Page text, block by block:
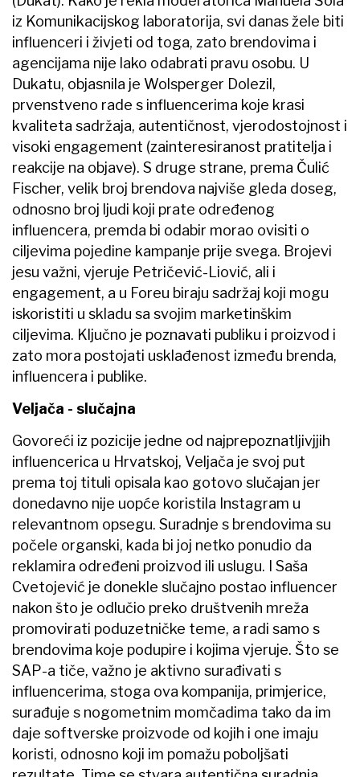
iz Komunikacijskog laboratorija, svi danas žele biti
influenceri i živjeti od toga, zato brendovima i
agencijama nije lako odabrati pravu osobu. U
Dukatu, objasnila je Wolsperger Dolezil,
prvenstveno rade s influencerima koje krasi
kvaliteta sadržaja, autentičnost, vjerodostojnost i
visoki engagement (zainteresiranost pratitelja i
reakcije na objave). S druge strane, prema Čulić
Fischer, velik broj brendova najviše gleda doseg,
odnosno broj ljudi koji prate određenog
influencera, premda bi odabir morao ovisiti o
ciljevima pojedine kampanje prije svega. Brojevi
jesu važni, vjeruje Petričević-Liović, ali i
engagement, a u Foreu biraju sadržaj koji mogu
iskoristiti u skladu sa svojim marketinškim
ciljevima. Ključno je poznavati publiku i proizvod i
zato mora postojati usklađenost između brenda,
influencera i publike.
Veljača - slučajna
Govoreći iz pozicije jedne od najprepoznatljivjjih
influencerica u Hrvatskoj, Veljača je svoj put
prema toj tituli opisala kao gotovo slučajan jer
donedavno nije uopće koristila Instagram u
relevantnom opsegu. Suradnje s brendovima su
počele organski, kada bi joj netko ponudio da
reklamira određeni proizvod ili uslugu. I Saša
Cvetojević je donekle slučajno postao influencer
nakon što je odlučio preko društvenih mreža
promovirati poduzetničke teme, a radi samo s
brendovima koje podupire i kojima vjeruje. Što se
SAP-a tiče, važno je aktivno surađivati s
influencerima, stoga ova kompanija, primjerice,
surađuje s nogometnim momčadima tako da im
daje softverske proizvode od kojih i one imaju
koristi, odnosno koji im pomažu poboljšati